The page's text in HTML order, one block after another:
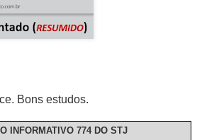
Bons estudos.
INFORMATIVO 774 DO STJ